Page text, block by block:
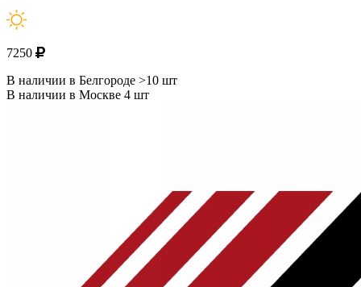
7250
В наличии в Белгороде >10 шт
В наличии в Москве 4 шт